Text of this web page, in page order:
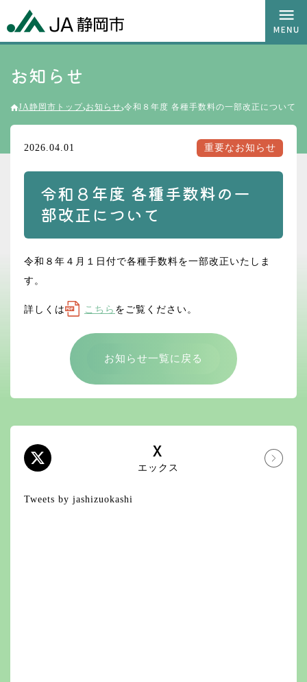
お知らせ
JA静岡市トップ お知らせ 令和８年度 各種手数料の一部改正について
2026.04.01 重要なお知らせ
令和８年度 各種手数料の一
部改正について
令和８年４月１日付で各種手数料を一部改正いたしま
す。
詳しくは こちら をご覧ください。
お知らせ一覧に戻る
X
エックス
Tweets by jashizuokashi